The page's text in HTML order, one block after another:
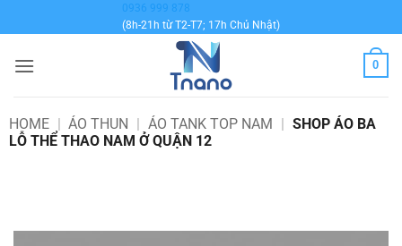
qua
dung
0936 999 878
(8h-21h từ T2-T7; 17h Chủ Nhật)
0
HOME | ÁO THUN | ÁO TANK TOP NAM | SHOP ÁO BA
LỖ THỂ THAO NAM Ở QUẬN 12